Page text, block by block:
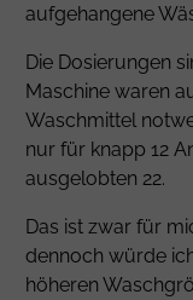
aufgehangene
Die Dosierungen
Maschine waren
Waschmittel
nur für knapp 12
ausgelobten 22.
Das ist zwar für
dennoch würde
höheren